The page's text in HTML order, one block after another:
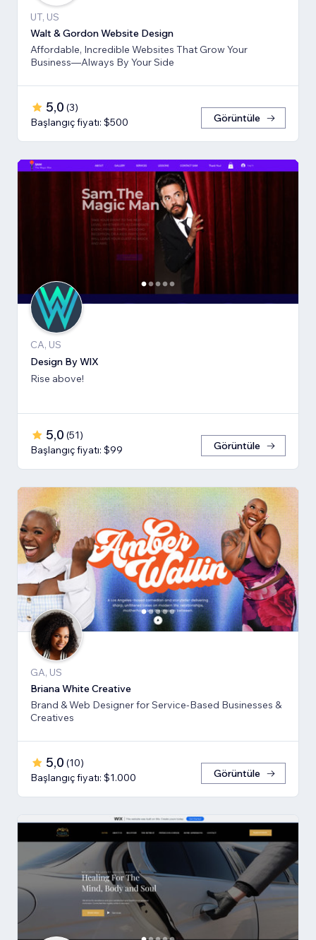
UT, US
Walt & Gordon Website Design
Affordable, Incredible Websites That Grow Your
Business—Always By Your Side
5,0 (3)
Başlangıç fiyatı: $500
Görüntüle
CA, US
Design By WlX
Rise above!
5,0 (51)
Başlangıç fiyatı: $99
Görüntüle
GA, US
Briana White Creative
Brand & Web Designer for Service-Based Businesses &
Creatives
5,0 (10)
Başlangıç fiyatı: $1.000
Görüntüle